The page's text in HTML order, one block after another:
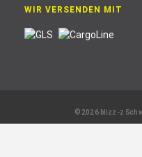
WIR VERSENDEN MIT
© 2026 blizz-z